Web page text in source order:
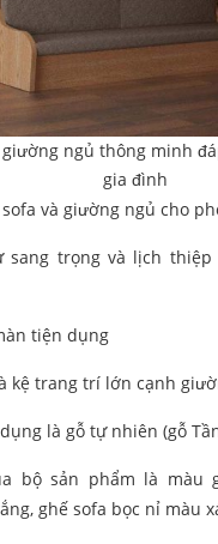
ngủ thông minh
gia đình
và giường ngủ cho
sang trọng và lịch thiệp
tiện dụng
kệ trang trí lớn cạnh
là gỗ tự nhiên (gỗ
bộ sản phẩm là màu
ghế sofa bọc nỉ màu